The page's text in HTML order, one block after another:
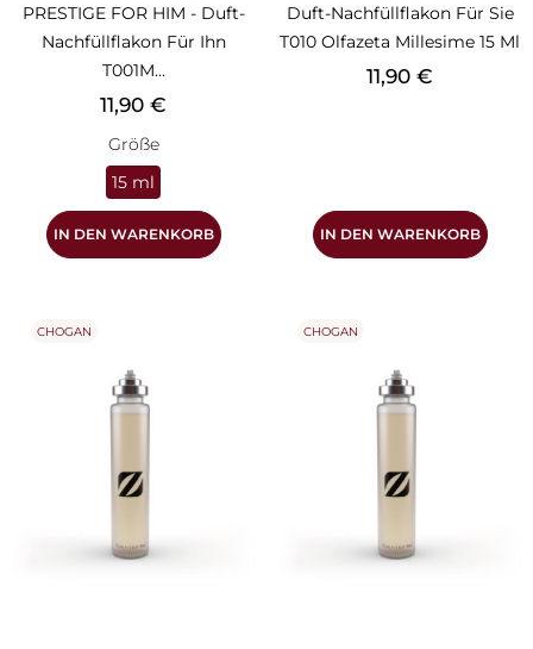
PRESTIGE FOR HIM - Duft-
Nachfüllflakon Für Ihn
T001M...
Preis
11,90 €
Größe
15 ml
IN DEN WARENKORB
Duft-Nachfüllflakon Für Sie
T010 Olfazeta Millesime 15 Ml
Preis
11,90 €
IN DEN WARENKORB
CHOGAN CHOGAN